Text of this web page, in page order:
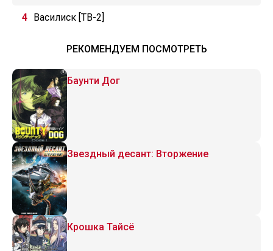
Василиск [ТВ-2]
РЕКОМЕНДУЕМ ПОСМОТРЕТЬ
Баунти Дог
Звездный десант: Вторжение
Крошка Тайсё